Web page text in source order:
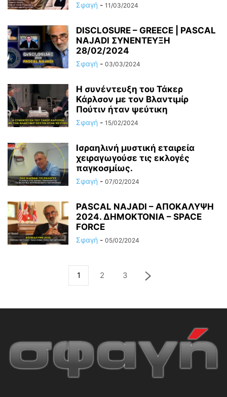
Σφαγή - 11/03/2024
DISCLOSURE – GREECE | PASCAL
NAJADI ΣΥΝΕΝΤΕΥΞΗ
28/02/2024
Σφαγή - 03/03/2024
Η συνέντευξη του Τάκερ
Κάρλσον με τον Βλαντιμίρ
Πούτιν ήταν ψεύτικη
Σφαγή - 15/02/2024
Ισραηλινή μυστική εταιρεία
χειραγωγούσε τις εκλογές
παγκοσμίως.
Σφαγή - 07/02/2024
PASCAL NAJADI – ΑΠΟΚΑΛΥΨΗ
2024. ΔΗΜΟΚΤΟΝΙΑ – SPACE
FORCE
Σφαγή - 05/02/2024
1 2 3